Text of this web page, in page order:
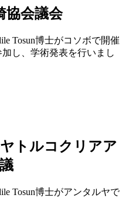
協会議会
Tosun博士がコソボで開催
し、学術発表を行いまし
トルコクリアア
Tosun博士がアンタルヤで